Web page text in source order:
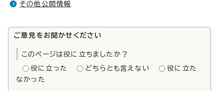
その他公開情報
ご意見をお聞かせください
このページは役に立ちましたか？
役に立った どちらとも言えない
役に立た
なかった